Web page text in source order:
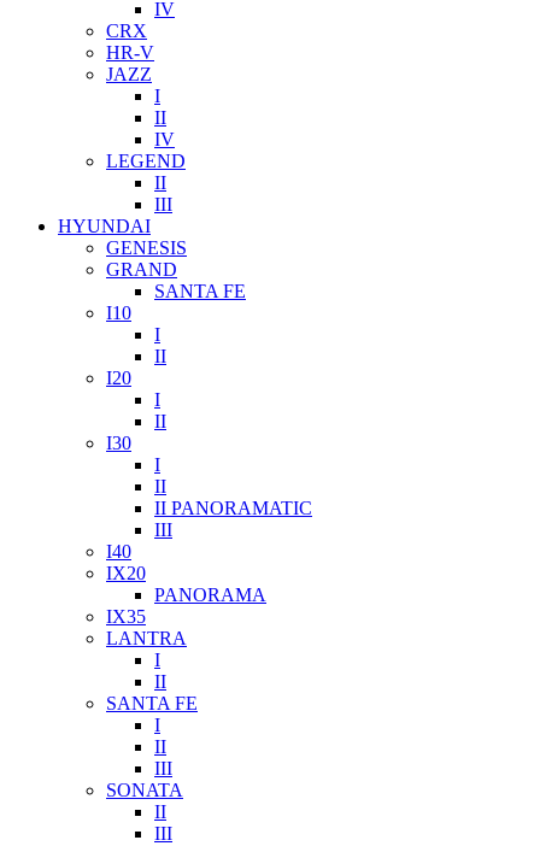
IV
CRX
HR-V
JAZZ
I
II
IV
LEGEND
II
III
HYUNDAI
GENESIS
GRAND
SANTA FE
I10
I
II
I20
I
II
I30
I
II
II PANORAMATIC
III
I40
IX20
PANORAMA
IX35
LANTRA
I
II
SANTA FE
I
II
III
SONATA
II
III